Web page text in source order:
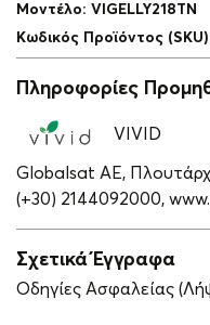
Μοντέλο: VIGELLY218TN
Κωδικός Προϊόντος (SKU)
Πληροφορίες
VIVID
Globalsat ΑΕ,
(+30) 2144092000,
Σχετικά Έγγραφα
Οδηγίες Ασφαλείας